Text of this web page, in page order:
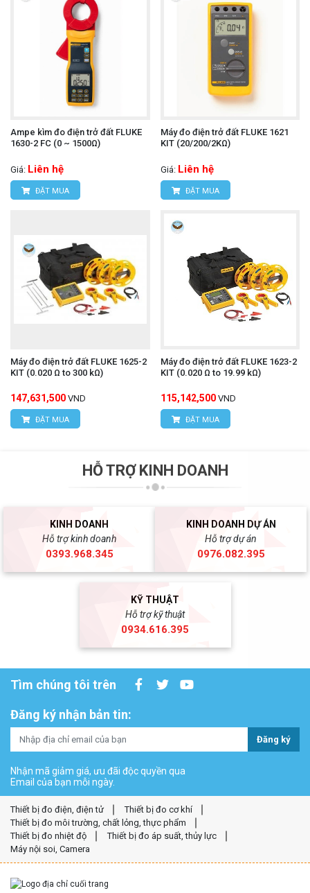
Ampe kìm đo điện trở đất FLUKE
1630-2 FC (0 ~ 1500Ω)
Giá: Liên hệ
ĐẶT MUA
Máy đo điện trở đất FLUKE 1621
KIT (20/200/2KΩ)
Giá: Liên hệ
ĐẶT MUA
Máy đo điện trở đất FLUKE 1625-2
KIT (0.020 Ω to 300 kΩ)
147,631,500 VND
ĐẶT MUA
Máy đo điện trở đất FLUKE 1623-2
KIT (0.020 Ω to 19.99 kΩ)
115,142,500 VND
ĐẶT MUA
HỖ TRỢ KINH DOANH
KINH DOANH
Hỗ trợ kinh doanh
0393.968.345
KINH DOANH DỰ ÁN
Hỗ trợ dự án
0976.082.395
KỸ THUẬT
Hỗ trợ kỹ thuật
0934.616.395
Tìm chúng tôi trên
Đăng ký nhận bản tin:
Đăng ký
Nhận mã giảm giá, ưu đãi độc quyền qua
Email của bạn mỗi ngày.
Thiết bị đo điện, điện tử
Thiết bị đo cơ khí
Thiết bị đo môi trường, chất lỏng, thực phẩm
Thiết bị đo nhiệt độ
Thiết bị đo áp suất, thủy lực
Máy nội soi, Camera